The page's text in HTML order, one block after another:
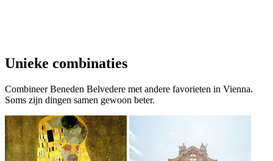
Unieke combinaties
Combineer Beneden Belvedere met andere favorieten in Vienna.
Soms zijn dingen samen gewoon beter.